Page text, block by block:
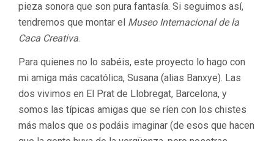
pieza sonora que son pura fantasía. Si seguimos así,
tendremos que montar el Museo Internacional de la
Caca Creativa.
Para quienes no lo sabéis, este proyecto lo hago con
mi amiga más cacatólica, Susana (alias Banxye). Las
dos vivimos en El Prat de Llobregat, Barcelona, y
somos las típicas amigas que se ríen con los chistes
más malos que os podáis imaginar (de esos que hacen